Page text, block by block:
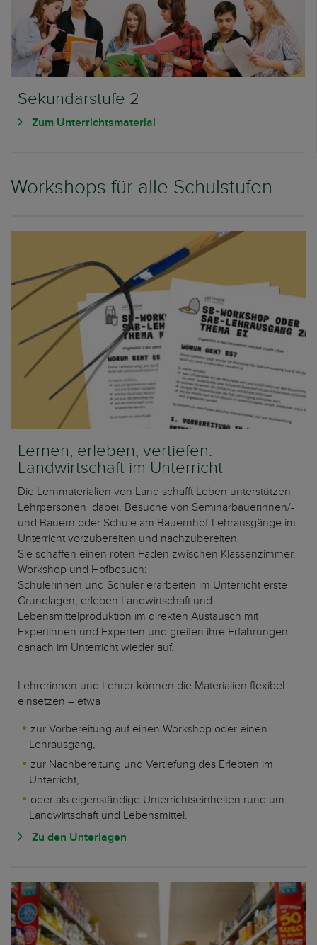
Sekundarstufe 2
Zum Unterrichtsmaterial
Workshops für alle Schulstufen
Lernen, erleben, vertiefen:
Landwirtschaft im Unterricht
Die Lernmaterialien von Land schafft Leben unterstützen
Lehrpersonen dabei, Besuche von Seminarbäuerinnen/-
und Bauern oder Schule am Bauernhof-Lehrausgänge im
Unterricht vorzubereiten und nachzubereiten.
Sie schaffen einen roten Faden zwischen Klassenzimmer,
Workshop und Hofbesuch:
Schülerinnen und Schüler erarbeiten im Unterricht erste
Grundlagen, erleben Landwirtschaft und
Lebensmittelproduktion im direkten Austausch mit
Expertinnen und Experten und greifen ihre Erfahrungen
danach im Unterricht wieder auf.
Lehrerinnen und Lehrer können die Materialien flexibel
einsetzen – etwa
zur Vorbereitung auf einen Workshop oder einen
Lehrausgang,
zur Nachbereitung und Vertiefung des Erlebten im
Unterricht,
oder als eigenständige Unterrichtseinheiten rund um
Landwirtschaft und Lebensmittel.
Zu den Unterlagen